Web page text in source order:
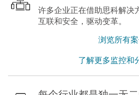
许多企业正在借助思科解决
互联和安全，驱动变革。
浏览所有案
了解更多监控和